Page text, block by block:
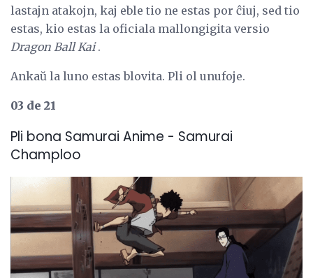
lastajn atakojn, kaj eble tio ne estas por ĉiuj, sed tio
estas, kio estas la oficiala mallongigita versio
Dragon Ball Kai.
Ankaŭ la luno estas blovita. Pli ol unufoje.
03 de 21
Pli bona Samurai Anime - Samurai
Champloo